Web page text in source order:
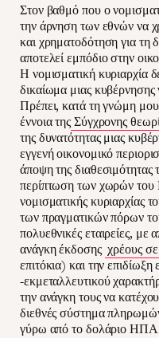
Στον βαθμό που ο
την άρνηση των εθνών να
και χρηματοδότηση για τη
αποτελεί εμπόδιο στην
Η νομισματική κυριαρχία
δικαίωμα μιας κυβέρνησης
Πρέπει, κατά τη γνώμη
έννοια τηςΣύγχρονης
της δυνατότητας μιας
εγγενή οικονομικό
άποψη της
περίπτωση των χωρών του
νομισματικής κυριαρχίας
των πραγματικών πόρων
πολυεθνικές εταιρείες,
ανάγκη έκδοσης χρέους
επιτόκια) και την
-εκμεταλλευτικού
την ανάγκη τους να
διεθνές σύστημα
γύρω από το δολάριο